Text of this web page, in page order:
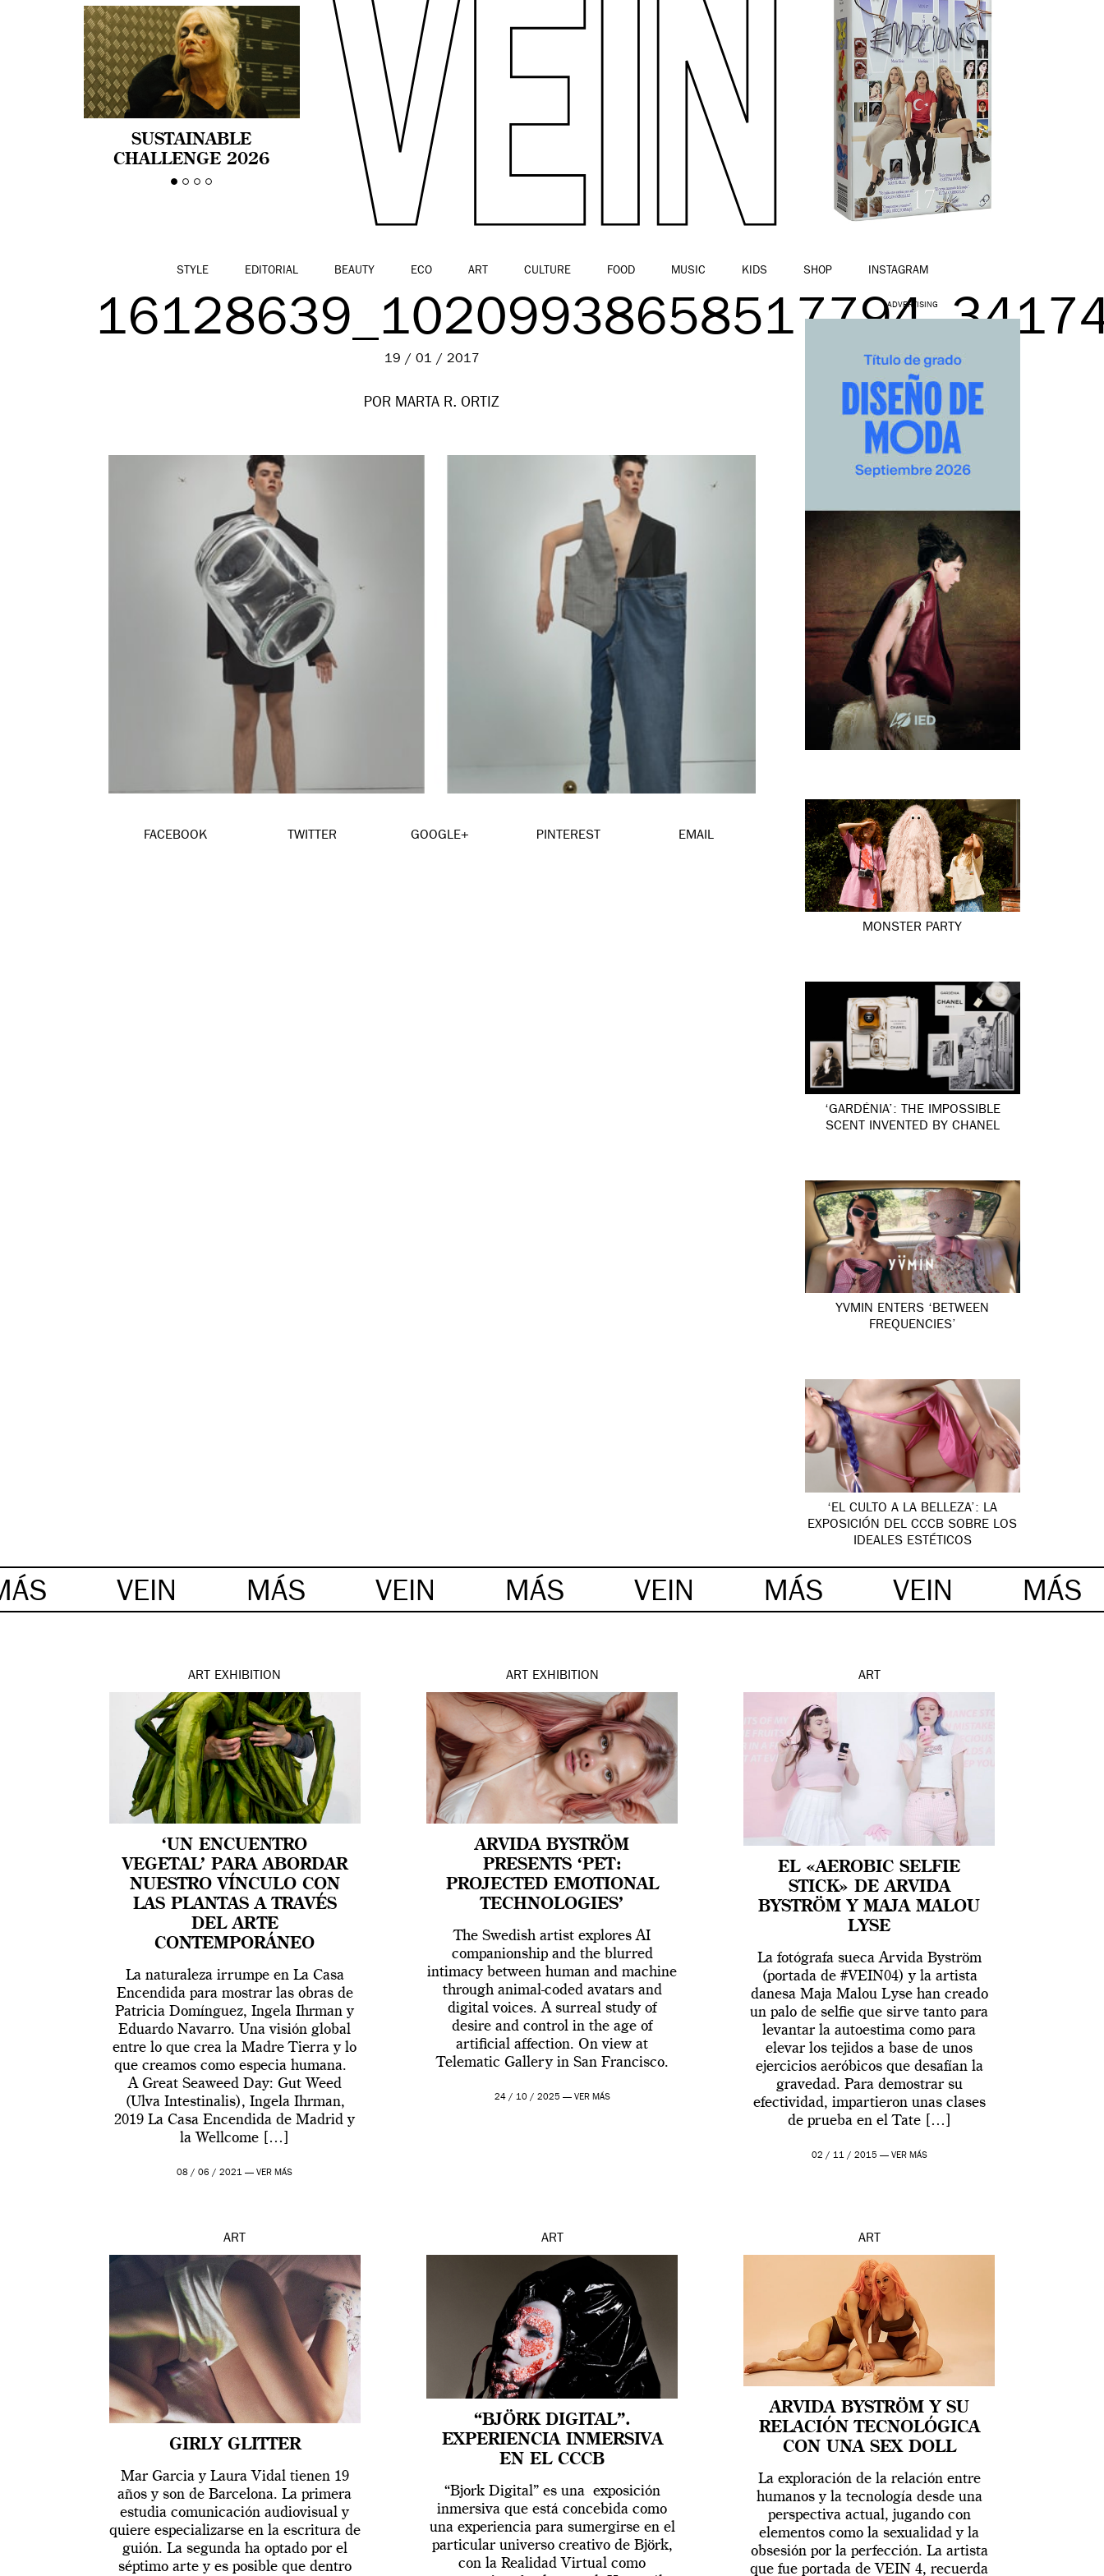
SUSTAINABLE
CHALLENGE 2026
CELEBRA LA
STYLE EDITORIAL BEAUTY ECO ART CULTURE FOOD MUSIC KIDS SHOP INSTAGRAM
19 / 01 / 2017
POR MARTA R. ORTIZ
FACEBOOK TWITTER GOOGLE+ PINTEREST EMAIL
ADVERTISING
MONSTER PARTY
‘GARDÉNIA’: THE IMPOSSIBLE
SCENT INVENTED BY CHANEL
YVMIN ENTERS ‘BETWEEN
FREQUENCIES’
‘EL CULTO A LA BELLEZA’: LA
EXPOSICIÓN DEL CCCB SOBRE LOS
IDEALES ESTÉTICOS
VEIN MÁS VEIN MÁS VEIN MÁS VEIN MÁS
ART EXHIBITION
‘UN ENCUENTRO
VEGETAL’ PARA ABORDAR
NUESTRO VÍNCULO CON
LAS PLANTAS A TRAVÉS
DEL ARTE
CONTEMPORÁNEO
La naturaleza irrumpe en La Casa
Encendida para mostrar las obras de
Patricia Domínguez, Ingela Ihrman y
Eduardo Navarro. Una visión global
entre lo que crea la Madre Tierra y lo
que creamos como especia humana.
A Great Seaweed Day: Gut Weed
(Ulva Intestinalis), Ingela Ihrman,
2019 La Casa Encendida de Madrid y
la Wellcome […]
08 / 06 / 2021 —VER MÁS
ART EXHIBITION
ARVIDA BYSTRÖM
PRESENTS ‘PET:
PROJECTED EMOTIONAL
TECHNOLOGIES’
The Swedish artist explores AI
companionship and the blurred
intimacy between human and machine
through animal-coded avatars and
digital voices. A surreal study of
desire and control in the age of
artificial affection. On view at
Telematic Gallery in San Francisco.
24 / 10 / 2025 — VER MÁS
ART
EL «AEROBIC SELFIE
STICK» DE ARVIDA
BYSTRÖM Y MAJA MALOU
LYSE
La fotógrafa sueca Arvida Byström
(portada de #VEIN04) y la artista
danesa Maja Malou Lyse han creado
un palo de selfie que sirve tanto para
levantar la autoestima como para
elevar los tejidos a base de unos
ejercicios aeróbicos que desafían la
gravedad. Para demostrar su
efectividad, impartieron unas clases
de prueba en el Tate […]
02 / 11 / 2015 — VER MÁS
ART
GIRLY GLITTER
Mar Garcia y Laura Vidal tienen 19
años y son de Barcelona. La primera
estudia comunicación audiovisual y
quiere especializarse en la escritura de
guión. La segunda ha optado por el
séptimo arte y es posible que dentro
ART
“BJÖRK DIGITAL”.
EXPERIENCIA INMERSIVA
EN EL CCCB
“Bjork Digital” es una exposición
inmersiva que está concebida como
una experiencia para sumergirse en el
particular universo creativo de Björk,
con la Realidad Virtual como
ART
ARVIDA BYSTRÖM Y SU
RELACIÓN TECNOLÓGICA
CON UNA SEX DOLL
La exploración de la relación entre
humanos y la tecnología desde una
perspectiva actual, jugando con
elementos como la sexualidad y la
obsesión por la perfección. La artista
que fue portada de VEIN 4, recuerda